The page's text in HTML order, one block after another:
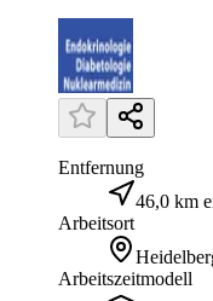
Entfernung
46,0 km
Arbeitsort
Arbeitszeitmodell